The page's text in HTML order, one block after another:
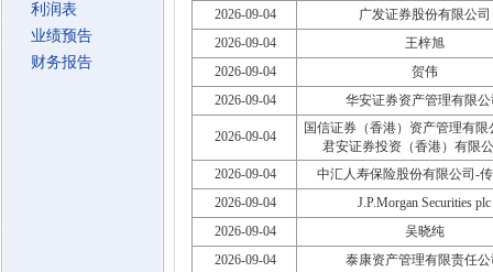
利润表
业绩预告
财务报告
2026-09-04
广发证券股份有限公司
2026-09-04
王梓旭
2026-09-04
贺伟
2026-09-04
华安证券资产管理有限公
2026-09-04
国信证券（香港）资产管理有限
君安证券投资（香港）有限
2026-09-04
中汇人寿保险股份有限公司-
2026-09-04
J.P.Morgan Securities plc
2026-09-04
吴晓纯
2026-09-04
泰康资产管理有限责任公